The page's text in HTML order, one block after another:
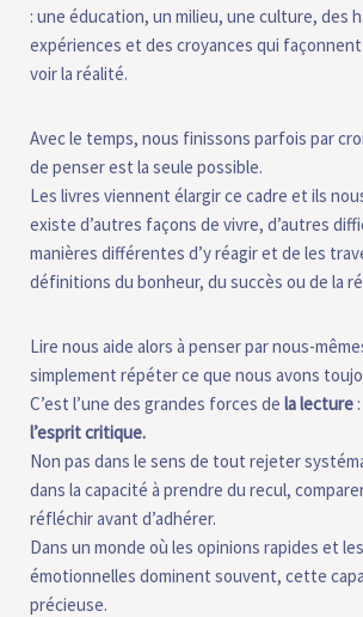
: une éducation, un milieu, une culture, des
expériences et des croyances qui
voir la réalité.
Avec le temps, nous finissons parfois par
de penser est la seule possible.
Les livres viennent élargir ce cadre et ils
existe d’autres façons de vivre, d’autres
manières différentes d’y réagir et de les
définitions du bonheur, du succès ou de la
Lire nous aide alors à penser par nous-
simplement répéter ce que nous avons
C’est l’une des grandes forces de la lecture
l’esprit critique.
Non pas dans le sens de tout rejeter
dans la capacité à prendre du recul,
réfléchir avant d’adhérer.
Dans un monde où les opinions rapides et
émotionnelles dominent souvent, cette
précieuse.